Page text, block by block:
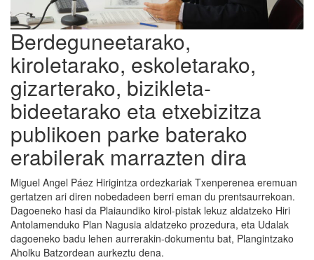
Berdeguneetarako,
kiroletarako, eskoletarako,
gizarterako, bizikleta-
bideetarako eta etxebizitza
publikoen parke baterako
erabilerak marrazten dira
Miguel Angel Páez Hirigintza ordezkariak Txenperenea eremuan
gertatzen ari diren nobedadeen berri eman du prentsaurrekoan.
Dagoeneko hasi da Plaiaundiko kirol-pistak lekuz aldatzeko Hiri
Antolamenduko Plan Nagusia aldatzeko prozedura, eta Udalak
dagoeneko badu lehen aurrerakin-dokumentu bat, Plangintzako
Aholku Batzordean aurkeztu dena.